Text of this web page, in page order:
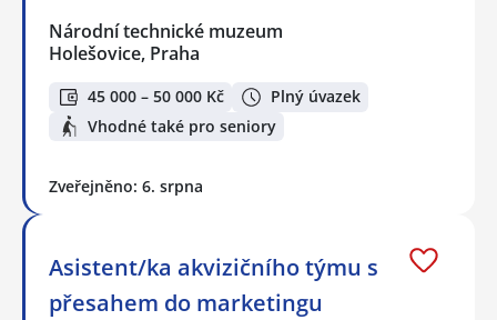
Národní technické muzeum
Holešovice, Praha
45 000 – 50 000 Kč
Plný úvazek
Vhodné také pro seniory
Zveřejněno: 6. srpna
Asistent/ka akvizičního týmu s
přesahem do marketingu